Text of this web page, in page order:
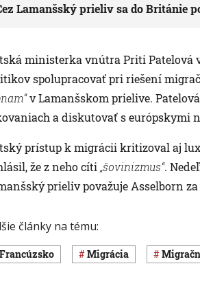
Lamanšský prieliv sa do Británie
ministerka vnútra Priti Patelová
spolupracovať pri riešení
v Lamanšskom prielive.
a diskutovať s európskymi
prístup k migrácii kritizoval aj
že z neho cíti „šovinizmus“.
prieliv považuje Asselborn
články na tému:
Francúzsko migrácia